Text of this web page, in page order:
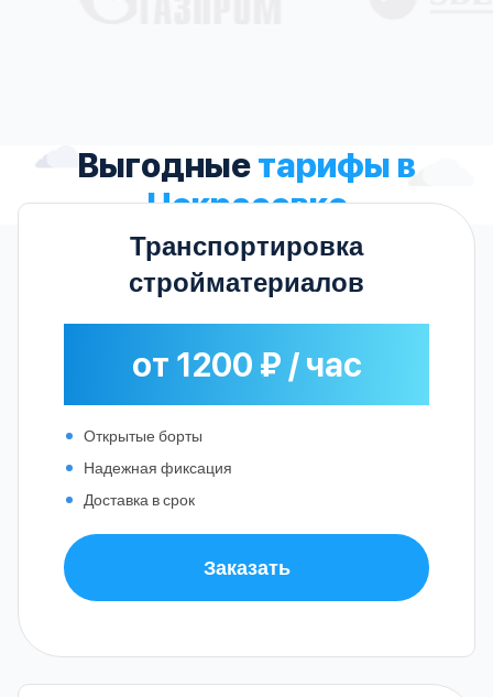
Выгодныетарифы в
Некрасовке
Транспортировка
стройматериалов
от 1200 ₽ / час
Открытые борты
Надежная фиксация
Доставка в срок
Заказать